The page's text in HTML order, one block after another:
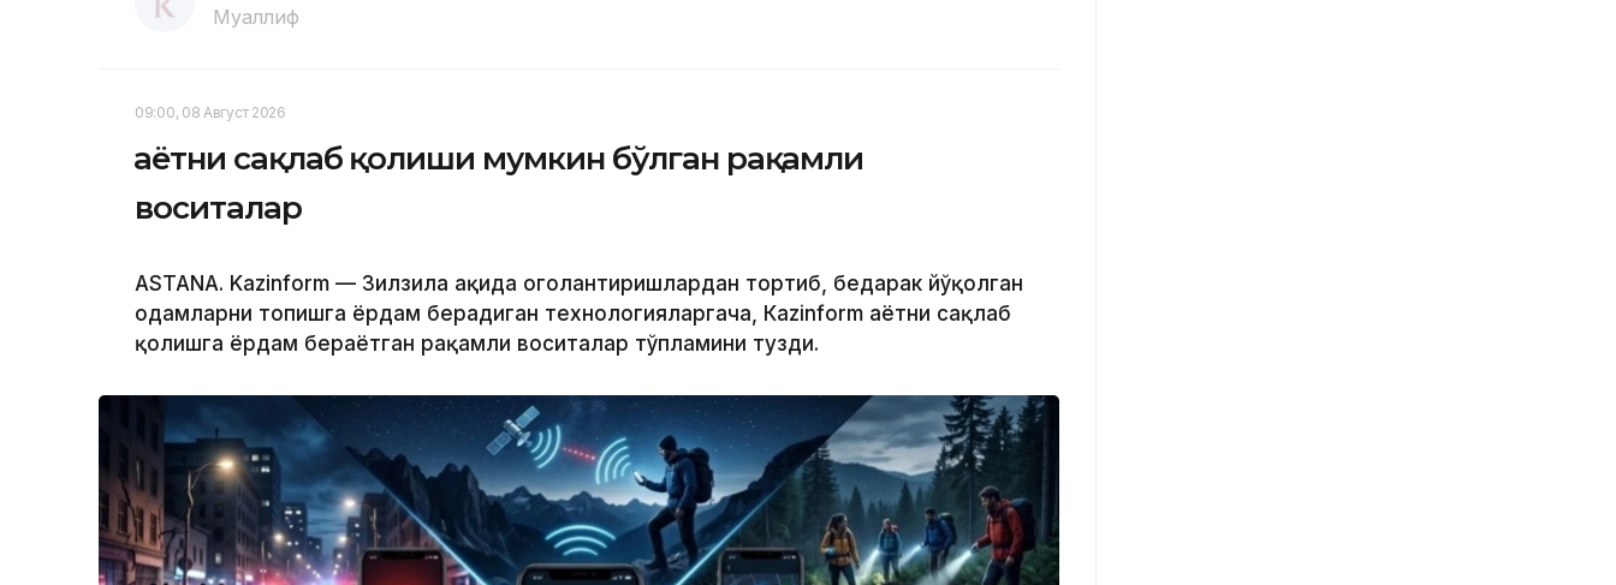
Муаллиф
09:00, 08 Август 2026
Ҳаётни сақлаб қолиши мумкин бўлган рақамли
воситалар
ASTANA. Kazinform — Зилзила ҳақида огоҳлантиришлардан тортиб, бедарак йўқолган
одамларни топишга ёрдам берадиган технологияларгача, Кazinform ҳаётни сақлаб
қолишга ёрдам бераётган рақамли воситалар тўпламини тузди.